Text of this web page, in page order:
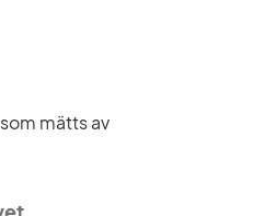
mätts av